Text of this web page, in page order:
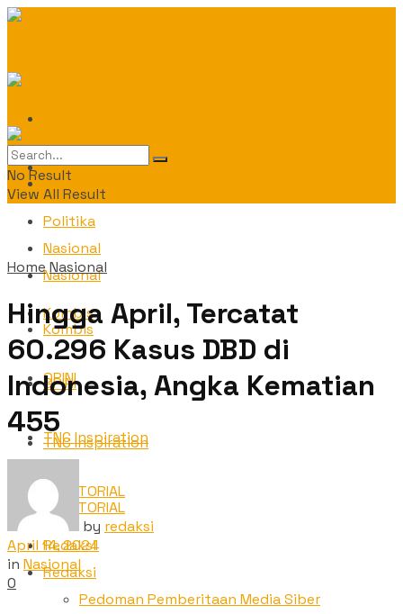
Politika
Nasional
Kombis
OPINI
TNC Inspiration
ADVETORIAL
Redaksi
Daerah
Politika
Nasional
Kombis
OPINI
TNC Inspiration
ADVETORIAL
Redaksi
Pedoman Pemberitaan Media Siber
No Result
View All Result
HomeNasional
Hingga April, Tercatat
60.296 Kasus DBD di
Indonesia, Angka Kematian
455
by redaksi
April 14, 2024
in Nasional
0